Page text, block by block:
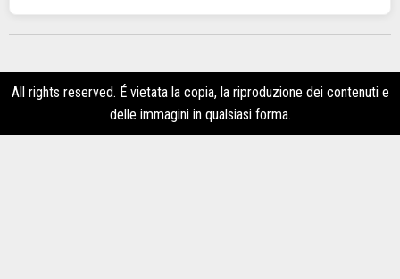
All rights reserved. É vietata la copia, la riproduzione dei contenuti e
delle immagini in qualsiasi forma.